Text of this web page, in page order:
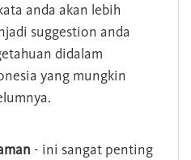
anda akan lebih
suggestion anda
didalam
yang mungkin
- ini sangat penting